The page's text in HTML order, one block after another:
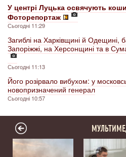
У центрі Луцька освячують
Фоторепортаж
Сьогодні 11:29
Загиблі на Харківщині й Одещині,
Запоріжжі, на Херсонщині та в
Сьогодні 11:13
Його розірвало вибухом: у
новопризначений генерал
Сьогодні 10:57